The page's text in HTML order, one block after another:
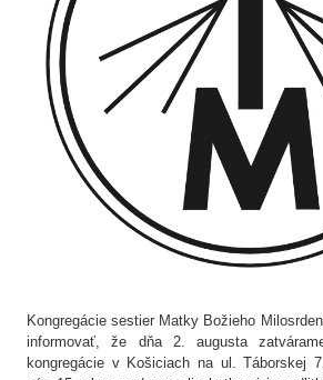
Kongregácie sestier Matky Božieho
informovať, že dňa 2. augusta
kongregácie v Košiciach na ul. Táborskej